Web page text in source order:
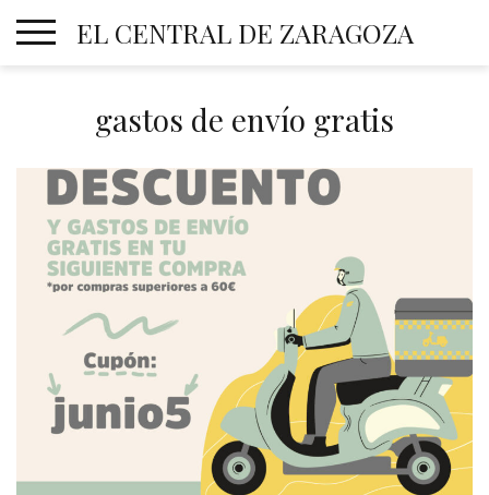
EL CENTRAL DE ZARAGOZA
gastos de envío gratis